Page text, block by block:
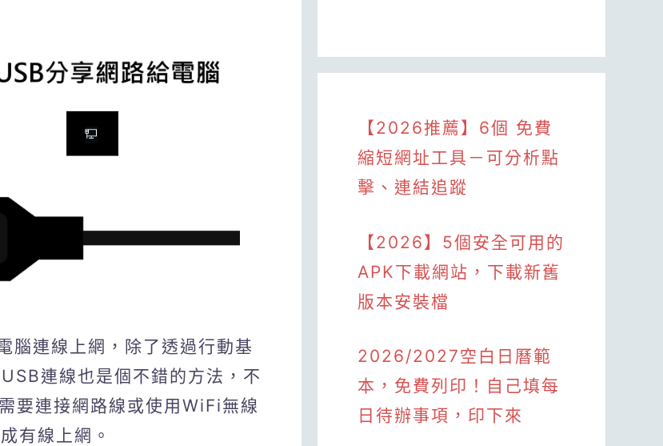
連線上網，除了透過行動基
連線也是個不錯的方法，不
要連接網路線或使用WiFi無線
有線上網。
【2026推薦】6個 免費
縮短網址工具－可分析點
擊、連結追蹤
【2026】5個安全可用的
APK下載網站，下載新舊
版本安裝檔
2026/2027空白日曆範
本，免費列印！自己填每
日待辦事項，印下來